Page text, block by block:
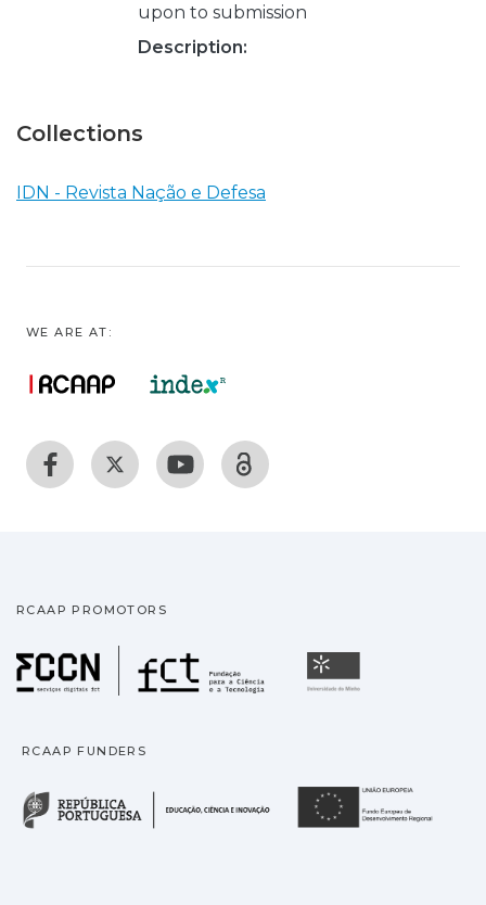
upon to submission
Description:
Collections
IDN - Revista Nação e Defesa
WE ARE AT:
RCAAP PROMOTORS
Fundação para a
RCAAP FUNDERS
República Portuguesa